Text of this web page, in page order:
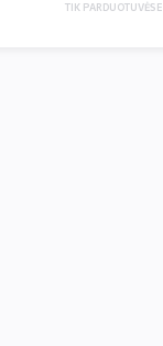
TIK PARDUOTUVĖSE